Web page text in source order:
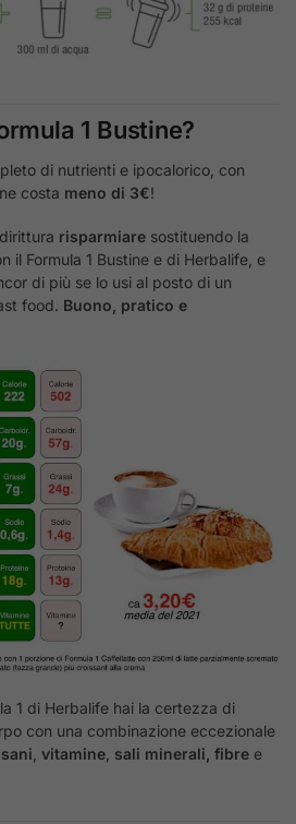
1 Bustine?
di nutrienti e ipocalorico, con
costa meno di 3€!
risparmiare sostituendo la
il Formula 1 Bustine e di Herbalife, e
di più se lo usi al posto di un
food. Buono, pratico e
1 di Herbalife hai la certezza di
con una combinazione eccezionale
vitamine sali minerali, fibre e